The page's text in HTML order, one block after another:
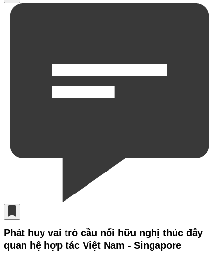
Phát huy vai trò cầu nối hữu nghị thúc đẩy
quan hệ hợp tác Việt Nam - Singapore